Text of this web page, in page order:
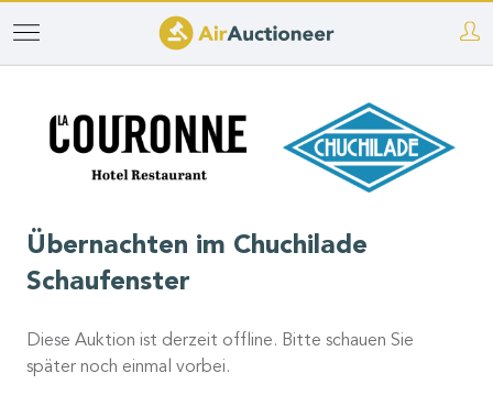
Direkt
zum
Übernachten im Chuchilade
Schaufenster
Diese Auktion ist derzeit offline. Bitte schauen Sie
später noch einmal vorbei.